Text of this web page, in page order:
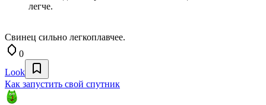
легче.
Свинец сильно легкоплавчее.
0
Look
Как запустить свой спутник